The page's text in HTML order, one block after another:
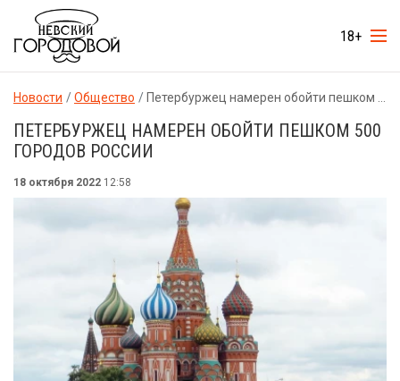
18+
Новости Общество Петербуржец намерен обойти пешком 500 городов России
ПЕТЕРБУРЖЕЦ НАМЕРЕН ОБОЙТИ ПЕШКОМ 500
ГОРОДОВ РОССИИ
18 октября 2022 12:58